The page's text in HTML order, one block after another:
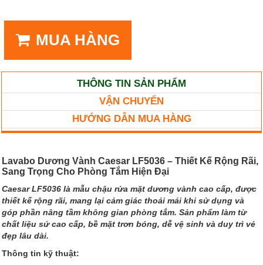
MUA HÀNG
THÔNG TIN SẢN PHẨM
VẬN CHUYỂN
HƯỚNG DẪN MUA HÀNG
Lavabo Dương Vành Caesar LF5036 – Thiết Kế Rộng Rãi,
Sang Trọng Cho Phòng Tắm Hiện Đại
Caesar LF5036 là mẫu chậu rửa mặt dương vành cao cấp, được
thiết kế rộng rãi, mang lại cảm giác thoải mái khi sử dụng và
góp phần nâng tầm không gian phòng tắm. Sản phẩm làm từ
chất liệu sứ cao cấp, bề mặt trơn bóng, dễ vệ sinh và duy trì vẻ
đẹp lâu dài.
Thông tin kỹ thuật: